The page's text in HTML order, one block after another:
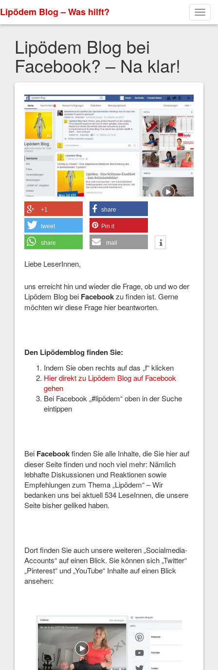
Lipödem Blog – Was hilft?
Lipödem Blog bei
Facebook? – Na klar!
+1 share
tweet Pin it
share mail
Liebe LeserInnen,
uns erreicht hin und wieder die Frage, ob und wo der
Lipödem Blog bei Facebookzu finden ist. Gerne
möchten wir diese Frage hier beantworten.
Den Lipödemblog finden Sie:
Indem Sie oben rechts auf das „f“ klicken
Hier direkt zu Lipödem Blog auf Facebook
gehen
Bei Facebook „#lipödem“ oben in der Suche
eintippen
Bei Facebookfinden Sie alle Inhalte, die Sie hier auf
dieser Seite finden und noch viel mehr: Nämlich
lebhafte Diskussionen und Reaktionen sowie
Empfehlungen zum Thema „Lipödem“ – Wir
bedanken uns bei aktuell 534 LeseInnen, die unsere
Seite bisher geliked haben.
Dort finden Sie auch unsere weiteren „Socialmedia-
Accounts“ auf einen Blick. Sie können sich „Twitter“
„Pinterest“ und „YouTube“ Inhalte auf einen Blick
ansehen: